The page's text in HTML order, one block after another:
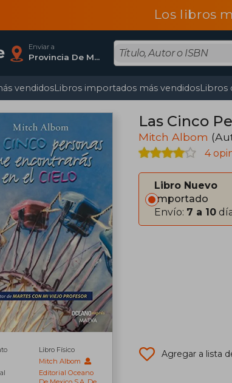
Los libros
Enviar a
Provincia De Madrid
vendidosLibros importados más vendidosLibros
Libro Físico
Mitch Albom
Editorial Oceano
Las Cinco
Mitch Albom
4
Libro Nuevo
Importado
Envío: 7 a 10
Agregar a lista